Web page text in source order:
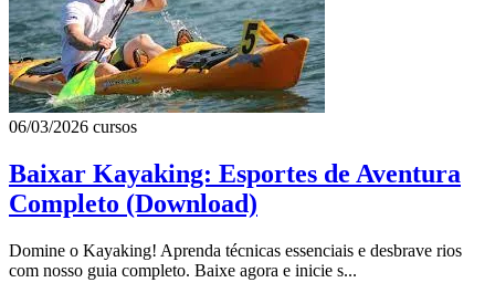
06/03/2026 cursos
Baixar Kayaking: Esportes de Aventura
Completo (Download)
Domine o Kayaking! Aprenda técnicas essenciais e desbrave rios
com nosso guia completo. Baixe agora e inicie s...